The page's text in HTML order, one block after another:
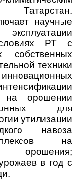
Татарстан.
научные
РТ с
собственных
техники
на орошении
для
утилизации
навоза
на
орошения;
в год с